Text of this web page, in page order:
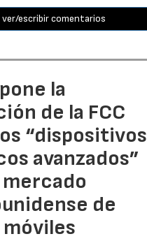
ver/escribir comentarios
la
de la FCC
“dispositivos
avanzados”
de